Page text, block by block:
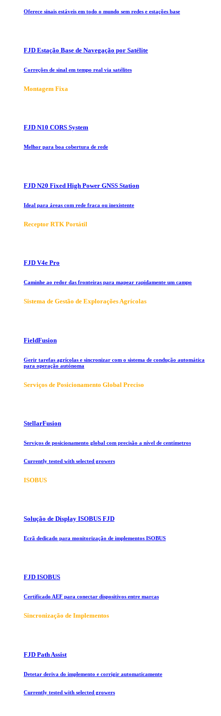
Oferece sinais estáveis em todo o mundo sem redes e estações base
FJD Estação Base de Navegação por Satélite
Correções de sinal em tempo real via satélites
Montagem Fixa
FJD N10 CORS System
Melhor para boa cobertura de rede
FJD N20 Fixed High Power GNSS Station
Ideal para áreas com rede fraca ou inexistente
Receptor RTK Portátil
FJD V4e Pro
Caminhe ao redor das fronteiras para mapear rapidamente um campo
Sistema de Gestão de Explorações Agrícolas
FieldFusion
Gerir tarefas agrícolas e sincronizar com o sistema de condução automática
para operação autónoma
Serviços de Posicionamento Global Preciso
StellarFusion
Serviços de posicionamento global com precisão a nível de centímetros
Currently tested with selected growers
ISOBUS
Solução de Display ISOBUS FJD
Ecrã dedicado para monitorização de implementos ISOBUS
FJD ISOBUS
Certificado AEF para conectar dispositivos entre marcas
Sincronização de Implementos
FJD Path Assist
Detetar deriva do implemento e corrigir automaticamente
Currently tested with selected growers